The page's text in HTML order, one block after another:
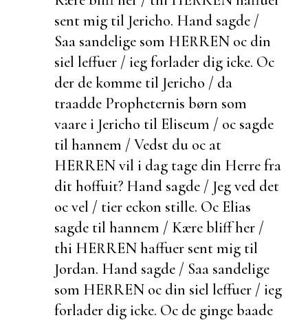
sent mig til Jericho. Hand sagde /
Saa sandelige som HERREN oc din
siel leffuer / ieg forlader dig icke. Oc
der de komme til Jericho / da
traadde Propheternis børn som
vaare i Jericho til Eliseum / oc sagde
til hannem / Vedst du oc at
HERREN vil i dag tage din Herre fra
dit hoffuit? Hand sagde / Jeg ved det
oc vel / tier eckon stille. Oc Elias
sagde til hannem / Kære bliff her /
thi HERREN haffuer sent mig til
Jordan. Hand sagde / Saa sandelige
som HERREN oc din siel leffuer / ieg
forlader dig icke. Oc de gingebaade